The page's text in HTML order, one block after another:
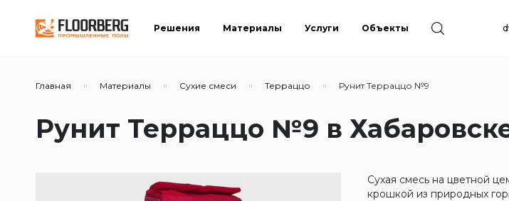
Решения Материалы Услуги Объекты
Главная Материалы Сухие смеси Терраццо Рунит Терраццо №9
Рунит Терраццо №9 в
Сухая смесь на цветной
крошкой из природных